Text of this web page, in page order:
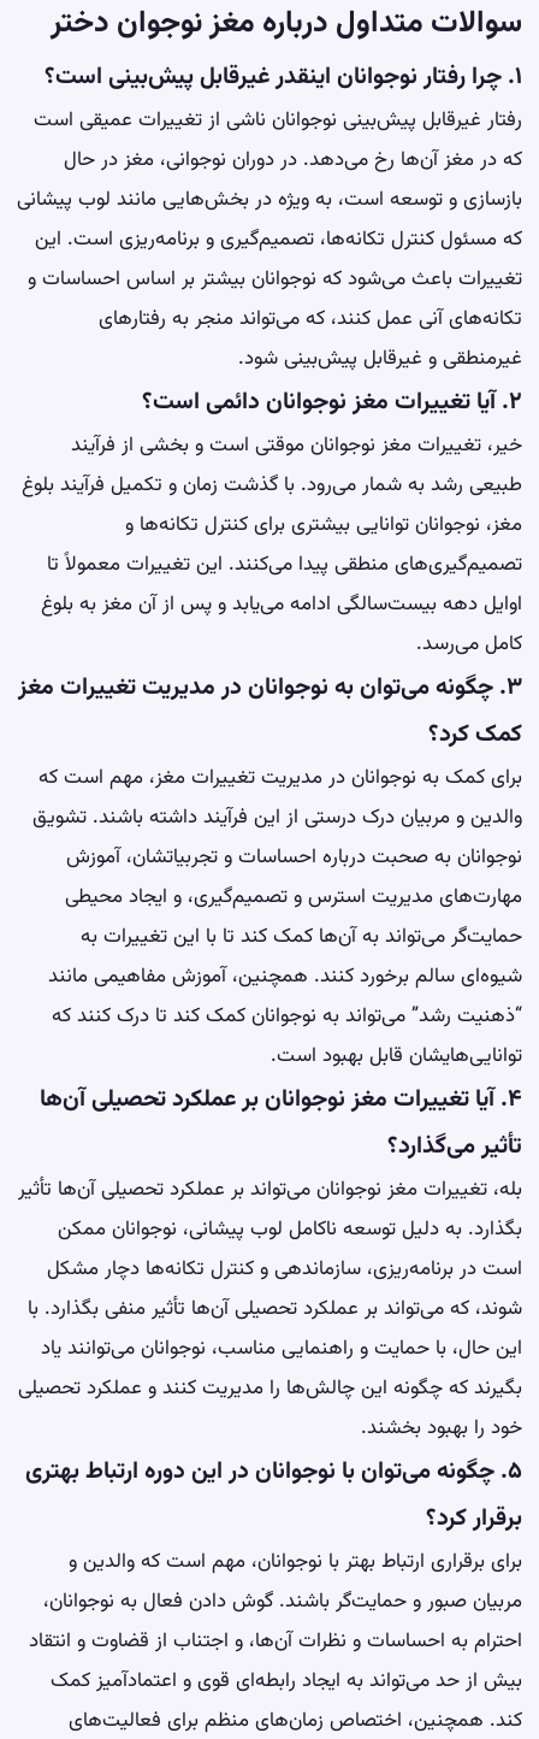
سوالات متداول درباره مغز نوجوان دختر
۱. چرا رفتار نوجوانان اینقدر غیرقابل پیش‌بینی است؟
رفتار غیرقابل پیش‌بینی نوجوانان ناشی از تغییرات عمیقی است
که در مغز آن‌ها رخ می‌دهد. در دوران نوجوانی، مغز در حال
بازسازی و توسعه است، به ویژه در بخش‌هایی مانند لوب پیشانی
که مسئول کنترل تکانه‌ها، تصمیم‌گیری و برنامه‌ریزی است. این
تغییرات باعث می‌شود که نوجوانان بیشتر بر اساس احساسات و
تکانه‌های آنی عمل کنند، که می‌تواند منجر به رفتارهای
غیرمنطقی و غیرقابل پیش‌بینی شود.
۲. آیا تغییرات مغز نوجوانان دائمی است؟
خیر، تغییرات مغز نوجوانان موقتی است و بخشی از فرآیند
طبیعی رشد به شمار می‌رود. با گذشت زمان و تکمیل فرآیند بلوغ
مغز، نوجوانان توانایی بیشتری برای کنترل تکانه‌ها و
تصمیم‌گیری‌های منطقی پیدا می‌کنند. این تغییرات معمولاً تا
اوایل دهه بیست‌سالگی ادامه می‌یابد و پس از آن مغز به بلوغ
کامل می‌رسد.
۳. چگونه می‌توان به نوجوانان در مدیریت تغییرات مغز
کمک کرد؟
برای کمک به نوجوانان در مدیریت تغییرات مغز، مهم است که
والدین و مربیان درک درستی از این فرآیند داشته باشند. تشویق
نوجوانان به صحبت درباره احساسات و تجربیاتشان، آموزش
مهارت‌های مدیریت استرس و تصمیم‌گیری، و ایجاد محیطی
حمایت‌گر می‌تواند به آن‌ها کمک کند تا با این تغییرات به
شیوه‌ای سالم برخورد کنند. همچنین، آموزش مفاهیمی مانند
“ذهنیت رشد” می‌تواند به نوجوانان کمک کند تا درک کنند که
توانایی‌هایشان قابل بهبود است.
۴. آیا تغییرات مغز نوجوانان بر عملکرد تحصیلی آن‌ها
تأثیر می‌گذارد؟
بله، تغییرات مغز نوجوانان می‌تواند بر عملکرد تحصیلی آن‌ها تأثیر
بگذارد. به دلیل توسعه ناکامل لوب پیشانی، نوجوانان ممکن
است در برنامه‌ریزی، سازماندهی و کنترل تکانه‌ها دچار مشکل
شوند، که می‌تواند بر عملکرد تحصیلی آن‌ها تأثیر منفی بگذارد. با
این حال، با حمایت و راهنمایی مناسب، نوجوانان می‌توانند یاد
بگیرند که چگونه این چالش‌ها را مدیریت کنند و عملکرد تحصیلی
خود را بهبود بخشند.
۵. چگونه می‌توان با نوجوانان در این دوره ارتباط بهتری
برقرار کرد؟
برای برقراری ارتباط بهتر با نوجوانان، مهم است که والدین و
مربیان صبور و حمایت‌گر باشند. گوش دادن فعال به نوجوانان،
احترام به احساسات و نظرات آن‌ها، و اجتناب از قضاوت و انتقاد
بیش از حد می‌تواند به ایجاد رابطه‌ای قوی و اعتمادآمیز کمک
کند. همچنین، اختصاص زمان‌های منظم برای فعالیت‌های